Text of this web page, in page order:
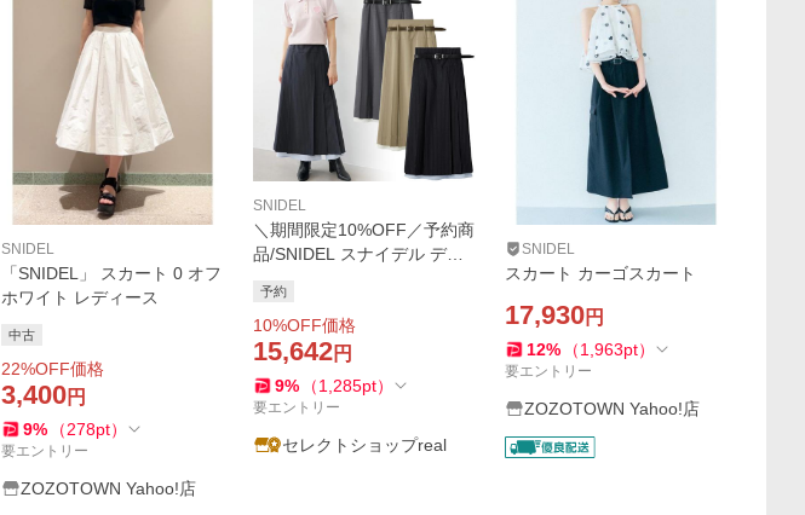
SNIDEL
「SNIDEL」 スカート 0 オフ
ホワイト レディース
中古
22%OFF価格
3,400円
9% （278pt）
要エントリー
ZOZOTOWN Yahoo!店
SNIDEL
＼期間限定10%OFF／予約商
品/SNIDEL スナイデル デザ
264094 8月上〜9月上入荷予
定 2026秋冬 キャンセル返品
不可
予約
10%OFF価格
15,642円
9% （1,285pt）
要エントリー
セレクトショップreal
SNIDEL
スカート カーゴスカート
17,930円
12% （1,963pt）
要エントリー
ZOZOTOWN Yahoo!店